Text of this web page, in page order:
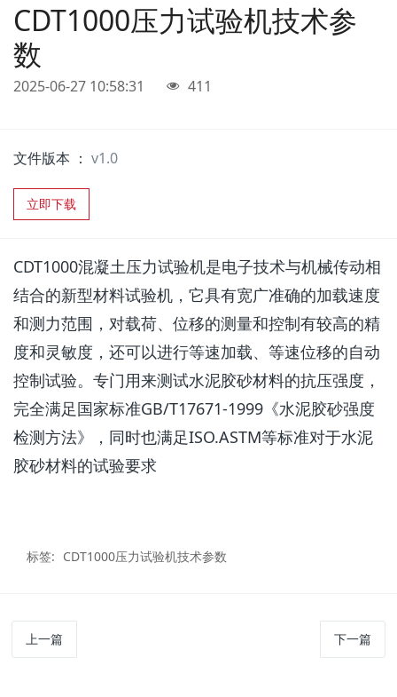
CDT1000压力试验机技术参
数
2025-06-27 10:58:31 411
文件版本 ： v1.0
立即下载
CDT1000混凝土压力试验机是电子技术与机械传动相
结合的新型材料试验机，它具有宽广准确的加载速度
和测力范围，对载荷、位移的测量和控制有较高的精
度和灵敏度，还可以进行等速加载、等速位移的自动
控制试验。专门用来测试水泥胶砂材料的抗压强度，
完全满足国家标准GB/T17671-1999《水泥胶砂强度
检测方法》，同时也满足ISO.ASTM等标准对于水泥
胶砂材料的试验要求
标签: CDT1000压力试验机技术参数
上一篇 下一篇